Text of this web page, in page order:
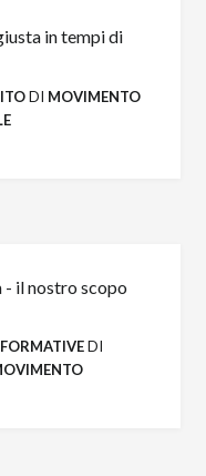
DI MOVIMENTO
DI